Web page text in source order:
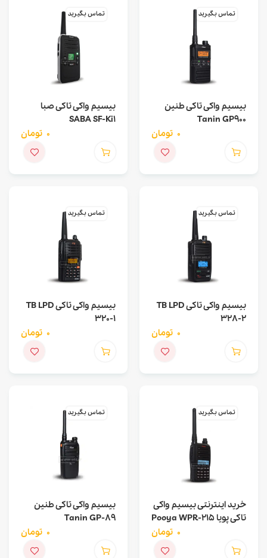
تماس بگیرید
بیسیم واکی تاکی طنین
Tanin GP900
0 تومان
تماس بگیرید
بیسیم واکی تاکی صبا
SABA SF-Ki1
0 تومان
تماس بگیرید
بیسیم واکی تاکی TB LPD
328-2
0 تومان
تماس بگیرید
بیسیم واکی تاکی TB LPD
320-1
0 تومان
تماس بگیرید
خرید اینترنتی بیسیم واکی
تاکی پویا Pooya WPR-215
0 تومان
تماس بگیرید
بیسیم واکی تاکی طنین
Tanin GP-89
0 تومان